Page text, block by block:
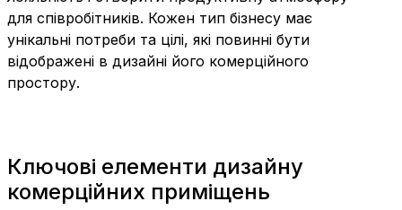
для співробітників. Кожен тип бізнесу має
унікальні потреби та цілі, які повинні бути
відображені в дизайні його комерційного
простору.
Ключові елементи дизайну
комерційних приміщень